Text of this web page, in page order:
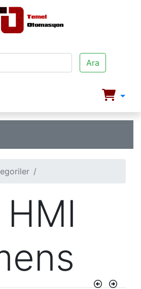
Ara
Önceki